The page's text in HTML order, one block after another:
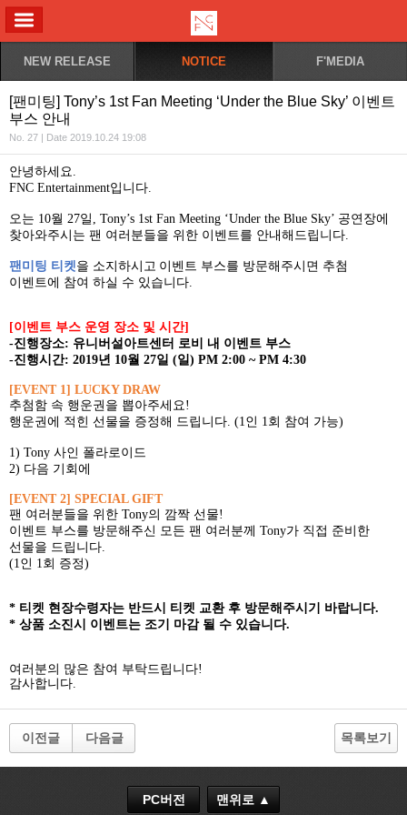
NEW RELEASE NOTICE F'MEDIA
[팬미팅] Tony’s 1st Fan Meeting ‘Under the Blue Sky’ 이벤트
부스 안내
No. 27 | Date 2019.10.24 19:08
안녕하세요.
FNC Entertainment입니다.
오는 10월 27일 , Tony’s 1st Fan Meeting ‘Under the Blue Sky’ 공연장에
찾아와주시는 팬 여러분들을 위한 이벤트를 안내해드립니다.
팬미팅 티켓을 소지하시고 이벤트 부스를 방문해주시면 추첨
이벤트에 참여 하실 수 있습니다.
[이벤트 부스 운영 장소 및 시간]
-진행장소: 유니버설아트센터 로비 내 이벤트 부스
-진행시간: 2019년 10월 27일 (일) PM 2:00 ~ PM 4:30
[EVENT 1] LUCKY DRAW
추첨함 속 행운권을 뽑아주세요!
행운권에 적힌 선물을 증정해 드립니다. (1인 1회 참여 가능)
1) Tony 사인 폴라로이드
2) 다음 기회에
[EVENT 2] SPECIAL GIFT
팬 여러분들을 위한 Tony의 깜짝 선물!
이벤트 부스를 방문해주신 모든 팬 여러분께 Tony가 직접 준비한
선물을 드립니다.
(1인 1회 증정)
* 티켓 현장수령자는 반드시 티켓 교환 후 방문해주시기 바랍니다.
* 상품 소진시 이벤트는 조기 마감 될 수 있습니다.
여러분의 많은 참여 부탁드립니다!
감사합니다.
이전글 다음글 목록보기
PC버전 맨위로 ▲